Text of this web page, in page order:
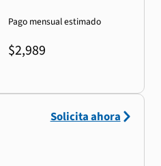
Pago mensual estimado
$2,989
Solicita ahora